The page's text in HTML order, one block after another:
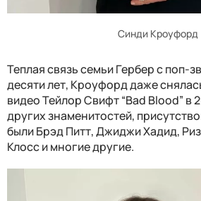
Синди Кроуфорд
Теплая связь семьи Гербер с поп-
десяти лет, Кроуфорд даже
видео Тейлор Свифт “Bad Blood” в
других знаменитостей,
были Брэд Питт, Джиджи Хадид,
Клосс и многие другие.